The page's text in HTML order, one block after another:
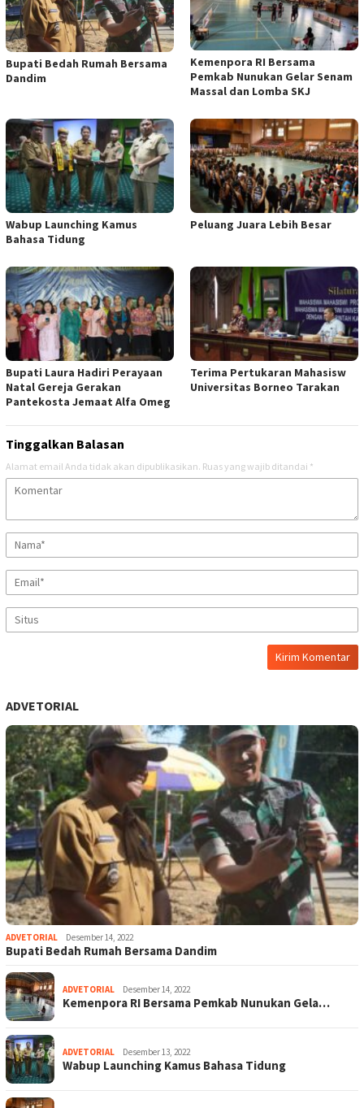
Bupati Bedah Rumah Bersama
Dandim
Kemenpora RI Bersama
Pemkab Nunukan Gelar Senam
Massal dan Lomba SKJ
Wabup Launching Kamus
Bahasa Tidung
Peluang Juara Lebih Besar
Bupati Laura Hadiri Perayaan
Natal Gereja Gerakan
Pantekosta Jemaat Alfa Omeg
Terima Pertukaran Mahasisw
Universitas Borneo Tarakan
Tinggalkan Balasan
Alamat email Anda tidak akan dipublikasikan. Ruas yang wajib ditandai *
ADVETORIAL
ADVETORIAL Desember 14, 2022
Bupati Bedah Rumah Bersama Dandim
ADVETORIAL Desember 14, 2022
Kemenpora RI Bersama Pemkab Nunukan Gela…
ADVETORIAL Desember 13, 2022
Wabup Launching Kamus Bahasa Tidung